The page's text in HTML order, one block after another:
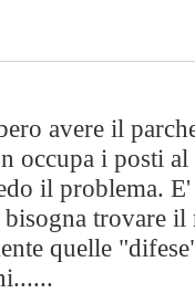
avere il
occupa i posti
il problema.
trovare il
quelle